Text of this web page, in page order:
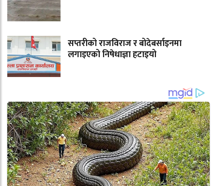
सप्तरीको राजविराज र बोदेबर्साइनमा
लगाइएको निषेधाज्ञा हटाइयो